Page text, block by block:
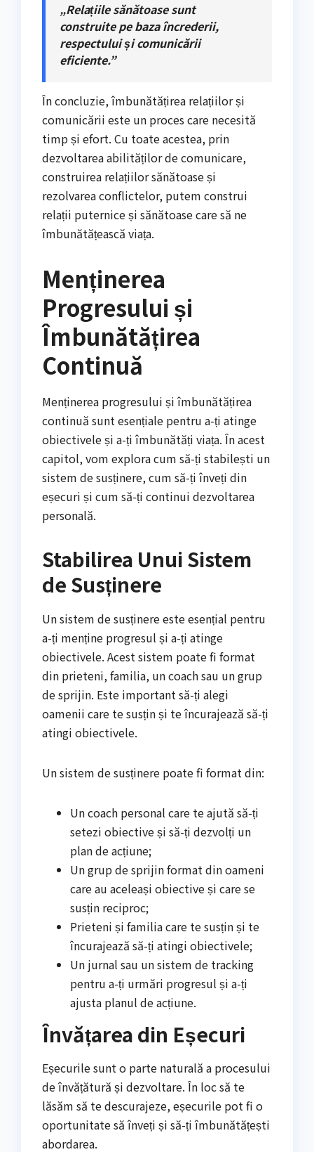
„Relațiile sănătoase sunt
construite pe baza încrederii,
respectului și comunicării
eficiente.”
În concluzie, îmbunătățirea relațiilor și
comunicării este un proces care necesită
timp și efort. Cu toate acestea, prin
dezvoltarea abilităților de comunicare,
construirea relațiilor sănătoase și
rezolvarea conflictelor, putem construi
relații puternice și sănătoase care să ne
îmbunătățească viața.
Menținerea
Progresului și
Îmbunătățirea
Continuă
Menținerea progresului și îmbunătățirea
continuă sunt esențiale pentru a-ți atinge
obiectivele și a-ți îmbunătăți viața. În acest
capitol, vom explora cum să-ți stabilești un
sistem de susținere, cum să-ți înveți din
eșecuri și cum să-ți continui dezvoltarea
personală.
Stabilirea Unui Sistem
de Susținere
Un sistem de susținere este esențial pentru
a-ți menține progresul și a-ți atinge
obiectivele. Acest sistem poate fi format
din prieteni, familia, un coach sau un grup
de sprijin. Este important să-ți alegi
oamenii care te susțin și te încurajează să-ți
atingi obiectivele.
Un sistem de susținere poate fi format din:
Un coach personal care te ajută să-ți
setezi obiective și să-ți dezvolți un
plan de acțiune;
Un grup de sprijin format din oameni
care au aceleași obiective și care se
susțin reciproc;
Prieteni și familia care te susțin și te
încurajează să-ți atingi obiectivele;
Un jurnal sau un sistem de tracking
pentru a-ți urmări progresul și a-ți
ajusta planul de acțiune.
Învățarea din Eșecuri
Eșecurile sunt o parte naturală a procesului
de învățătură și dezvoltare. În loc să te
lăsăm să te descurajeze, eșecurile pot fi o
oportunitate să înveți și să-ți îmbunătățești
abordarea.